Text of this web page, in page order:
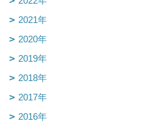
2021年
2020年
2019年
2018年
2017年
2016年